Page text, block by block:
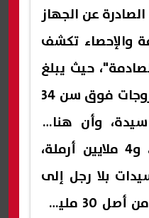
عن الجهاز
والإحصاء تكشف
حيث يبلغ
عدد السيدات غير المتزوجات فوق سن 34
سيدة، وأن هناك
نحو 6 ملايين مطلقة، و4 ملايين أرملة،
بلا رجل إلى
نحو 24مليون سيدة، من أصل 30 مليون